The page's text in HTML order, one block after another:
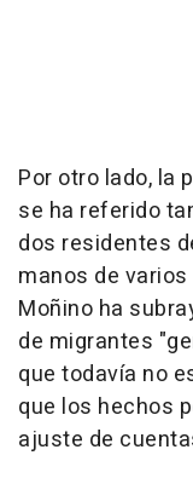
Por otro lado, la
se ha referido
dos residentes
manos de
Moñino ha
de migrantes
que todavía no
que los hechos
ajuste de